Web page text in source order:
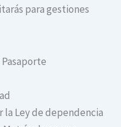
para gestiones
la Ley de dependencia